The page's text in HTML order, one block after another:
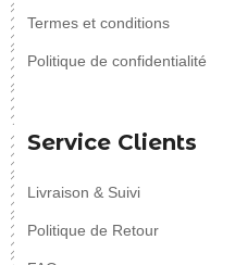
Termes et conditions
Politique de confidentialité
Service Clients
Livraison & Suivi
Politique de Retour